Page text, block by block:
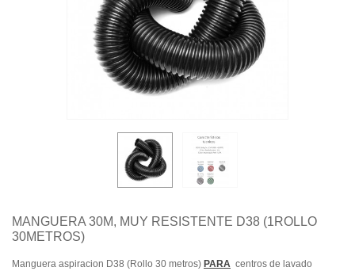
MANGUERA 30M, MUY RESISTENTE D38 (1ROLLO
30METROS)
Manguera aspiracion D38 (Rollo 30 metros) PARA centros de lavado